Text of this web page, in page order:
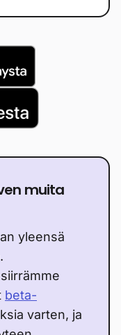
muita
yleensä
.
beta-
varten, ja